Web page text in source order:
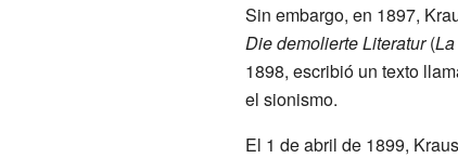
Sin embargo, en 1897,
Die demolierte Literatur(
1898, escribió un texto
el sionismo.
El 1 de abril de 1899,